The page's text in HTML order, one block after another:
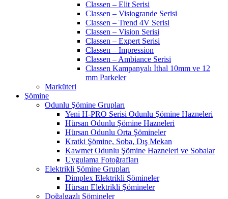
Classen – Elit Serisi
Classen – Visiogrande Serisi
Classen – Trend 4V Serisi
Classen – Vision Serisi
Classen – Expert Serisi
Classen – Impression
Classen – Ambiance Serisi
Classen Kampanyalı İthal 10mm ve 12
mm Parkeler
Marküteri
Şömine
Odunlu Şömine Grupları
Yeni H-PRO Serisi Odunlu Şömine Hazneleri
Hürsan Odunlu Şömine Hazneleri
Hürsan Odunlu Orta Şömineler
Kratki Şömine, Soba, Dış Mekan
Kawmet Odunlu Şömine Hazneleri ve Sobalar
Uygulama Fotoğrafları
Elektrikli Şömine Grupları
Dimplex Elektrikli Şömineler
Hürsan Elektrikli Şömineler
Doğalgazlı Şömineler